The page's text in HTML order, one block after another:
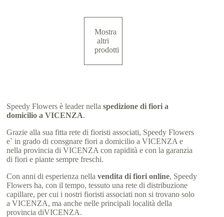
Mostra
altri
prodotti
Speedy Flowers è leader nellaspedizione di fiori a
domicilio a VICENZA.
Grazie alla sua fitta rete di fioristi associati, Speedy Flowers
e` in grado di consgnare fiori a domicilio a VICENZA e
nella provincia di VICENZA con rapidità e con la garanzia
di fiori e piante sempre freschi.
Con anni di esperienza nellavendita di fiori online, Speedy
Flowers ha, con il tempo, tessuto una rete di distribuzione
capillare, per cui i nostri fioristi associati non si trovano solo
a VICENZA, ma anche nelle principali località della
provincia diVICENZA.